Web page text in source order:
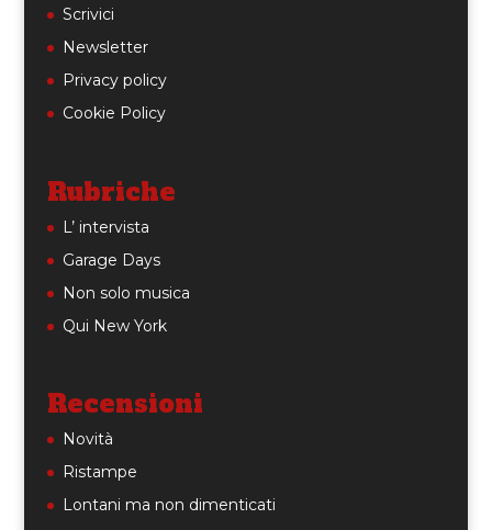
Scrivici
Newsletter
Privacy policy
Cookie Policy
Rubriche
L’ intervista
Garage Days
Non solo musica
Qui New York
Recensioni
Novità
Ristampe
Lontani ma non dimenticati